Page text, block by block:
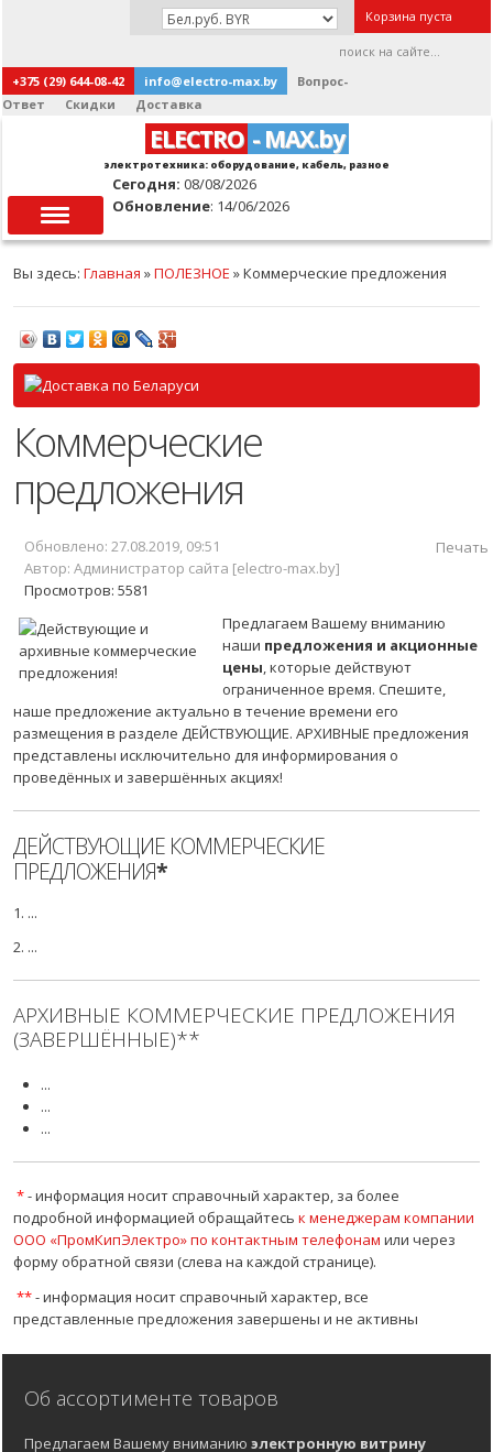
Корзина пуста
+375 (29) 644-08-42 info@electro-max.by
Вопрос-
Ответ
Скидки Доставка
ELECTRO - MAX.by
электротехника: оборудование, кабель, разное
Сегодня: 08/08/2026
Обновление: 14/06/2026
Вы здесь: Главная »ПОЛЕЗНОЕ »Коммерческие предложения
Коммерческие
предложения
Печать
Обновлено: 27.08.2019, 09:51
Автор: Администратор сайта [electro-max.by]
Просмотров: 5581
Предлагаем Вашему вниманию
наши предложения и акционные
цены , которые действуют
ограниченное время. Спешите,
наше предложение актуально в течение времени его
размещения в разделе ДЕЙСТВУЮЩИЕ. АРХИВНЫЕ предложения
представлены исключительно для информирования о
проведённых и завершённых акциях!
ДЕЙСТВУЮЩИЕ КОММЕРЧЕСКИЕ
ПРЕДЛОЖЕНИЯ*
1. ...
2. ...
АРХИВНЫЕ КОММЕРЧЕСКИЕ ПРЕДЛОЖЕНИЯ
(ЗАВЕРШЁННЫЕ)**
...
...
...
*- информация носит справочный характер, за более
подробной информацией обращайтесь к менеджерам компании
ООО «ПромКипЭлектро» по контактным телефонам или через
форму обратной связи (слева на каждой странице).
**- информация носит справочный характер, все
представленные предложения завершены и не активны
Об ассортименте товаров
Предлагаем Вашему вниманию электронную витрину